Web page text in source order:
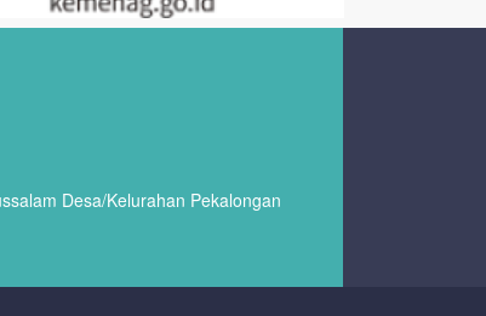
Desa/Kelurahan Pekalongan